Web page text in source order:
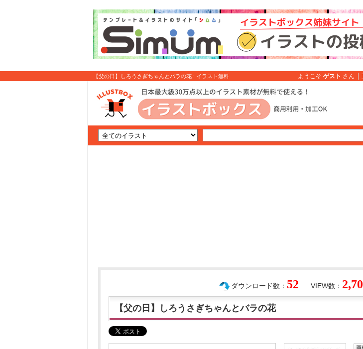
【父の日】しろうさぎちゃんとバラの花 : イラスト無料 ようこそ ゲスト さん
VIEW数：
ダウンロード数： 52
【父の日】しろうさぎちゃんとバラの花